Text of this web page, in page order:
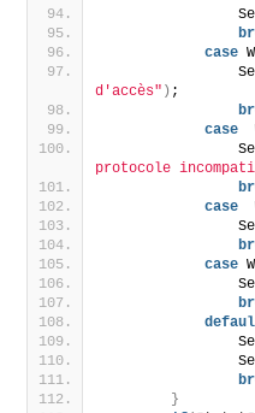
case
d'accès" ) ;
case
protocole
case
case
}